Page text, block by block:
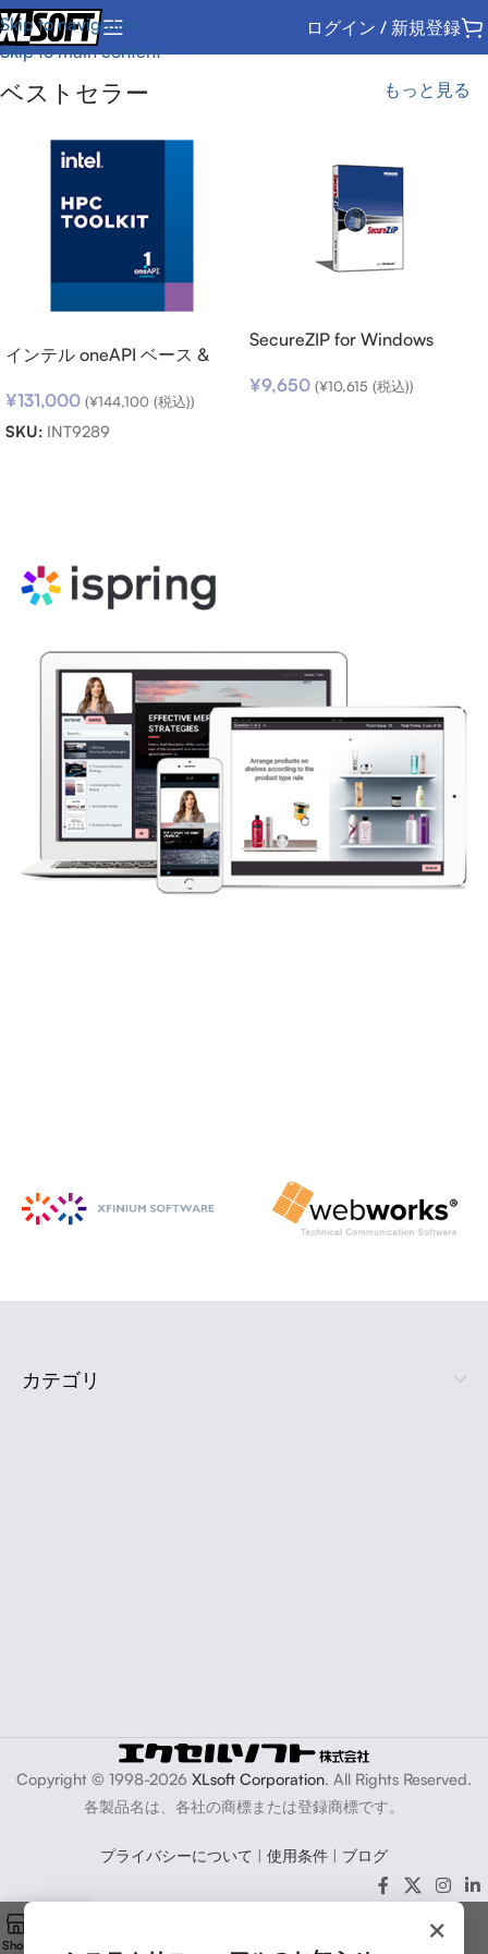
Skip to navigation
Skip to main content
ログイン / 新規登録
ベストセラー もっと見る
インテル oneAPI ベース &
ノード) SSR (期限内更新用)
¥131,000 (¥144,100 (税込))
SKU: INT9289
SecureZIP for Windows
ンロード
¥9,650 (¥10,615 (税込))
PowerPoint から HTML5 形式の e ラ
ーニング コンテンツを作成
カテゴリ
Copyright © 1998-2026 XLsoft Corporation. All Rights Reserved.
各製品名は、各社の商標または登録商標です。
プライバシーについて | 使用条件 | ブログ
Shop ×